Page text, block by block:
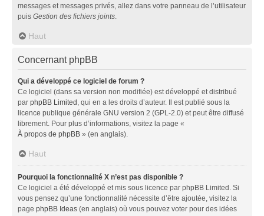
messages et messages privés, allez dans votre panneau de l’utilisateur
puis Gestion des fichiers joints
Haut
Concernant phpBB
Qui a développé ce logiciel de forum ?
Ce logiciel (dans sa version non modifiée) est développé et distribué
par phpBB Limited , qui en a les droits d’auteur. Il est publié sous la
licence publique générale GNU version 2 (GPL-2.0) et peut être diffusé
librement. Pour plus d’informations, visitez la page «
À propos de phpBB » (en anglais).
Haut
Pourquoi la fonctionnalité X n’est pas disponible ?
Ce logiciel a été développé et mis sous licence par phpBB Limited. Si
vous pensez qu’une fonctionnalité nécessite d’être ajoutée, visitez la
page phpBB Ideas (en anglais) où vous pouvez voter pour des idées